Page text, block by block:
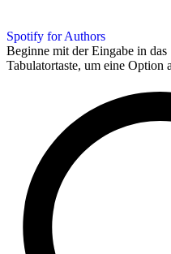
Spotify for Authors
Beginne mit der Eingabe in
Tabulatortaste, um eine Option